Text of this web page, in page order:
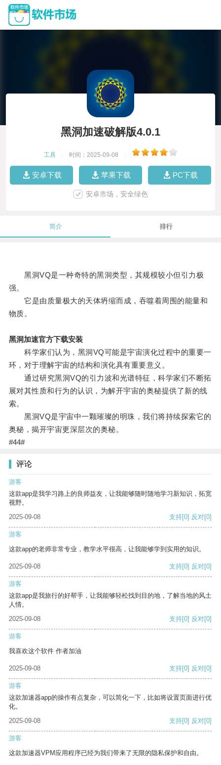
黑洞加速破解版4.0.1
工具 时间：2025-09-08
安卓下载 苹果下载 PC下载
安卓市场，安全绿色
简介 排行
黑洞VQ是一种奇特的黑洞类型，其规模较小但引力极
强。
它是由质量极大的天体坍缩而成，吞噬着周围的能量和
物质。
黑洞加速官方下载安装
科学家们认为，黑洞VQ可能是宇宙演化过程中的重要一
环，对于理解宇宙的结构和演化具有重要意义。
通过研究黑洞VQ的引力波和光谱特征，科学家们不断拓
展对其性质和行为的认识，为解开宇宙的奥秘提供了新的线
索。
黑洞VQ是宇宙中一颗璀璨的明珠，我们将持续探索它的
奥秘，揭开宇宙更深层次的奥秘。
#44#
评论
游客
这款app是我学习路上的良师益友，让我能够随时随地学习新知识，拓宽
视野。
2025-09-08
支持[0] 反对[0]
游客
这款app的老师非常专业，教学水平很高，让我能够学到实用的知识。
2025-09-08 支持[0] 反对[0]
游客
这款app是我旅行的好帮手，让我能够轻松找到目的地，了解当地的风土
人情。
2025-09-08
支持[0] 反对[0]
游客
我喜欢这个软件 作者加油
2025-09-08 支持[0] 反对[0]
游客
这款加速器app的操作有点复杂，可以简化一下，比如将设置页面进行优
化。
2025-09-08
支持[0] 反对[0]
游客
这款加速器VPM应用程序已经为我们带来了无限的隐私保护和自由。